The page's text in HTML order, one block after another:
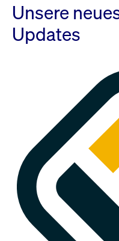
Unsere
Updates